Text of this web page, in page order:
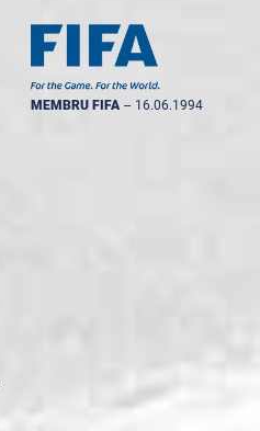
MEMBRU FIFA -- 16.06.1994